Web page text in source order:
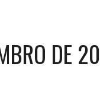
DE 20